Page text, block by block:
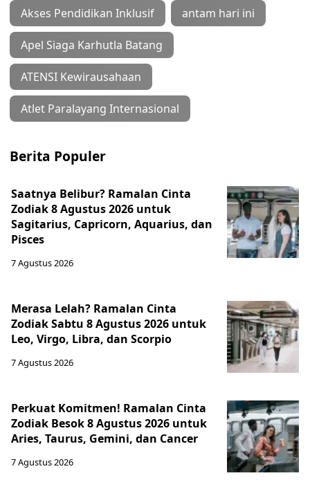
Akses Pendidikan Inklusif antam hari ini
Apel Siaga Karhutla Batang
ATENSI Kewirausahaan
Atlet Paralayang Internasional
Berita Populer
Saatnya Belibur? Ramalan Cinta
Zodiak 8 Agustus 2026 untuk
Sagitarius, Capricorn, Aquarius, dan
Pisces
7 Agustus 2026
Merasa Lelah? Ramalan Cinta
Zodiak Sabtu 8 Agustus 2026 untuk
Leo, Virgo, Libra, dan Scorpio
7 Agustus 2026
Perkuat Komitmen! Ramalan Cinta
Zodiak Besok 8 Agustus 2026 untuk
Aries, Taurus, Gemini, dan Cancer
7 Agustus 2026